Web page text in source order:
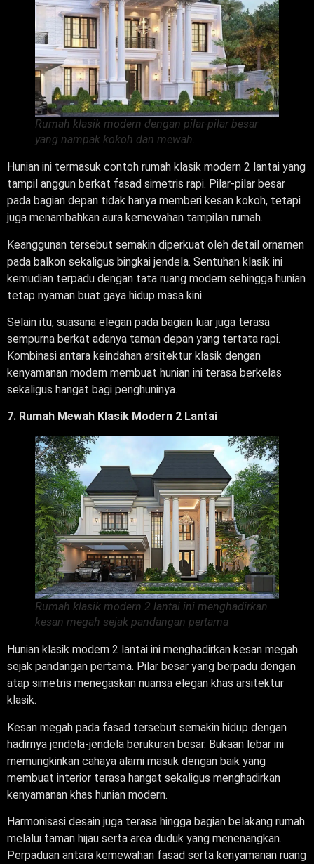
Rumah klasik modern dengan pilar-pilar besar
yang nampak kokoh dan mewah.
Hunian ini termasuk contoh rumah klasik modern 2 lantai yang
tampil anggun berkat fasad simetris rapi. Pilar-pilar besar
pada bagian depan tidak hanya memberi kesan kokoh, tetapi
juga menambahkan aura kemewahan tampilan rumah.
Keanggunan tersebut semakin diperkuat oleh detail ornamen
pada balkon sekaligus bingkai jendela. Sentuhan klasik ini
kemudian terpadu dengan tata ruang modern sehingga hunian
tetap nyaman buat gaya hidup masa kini.
Selain itu, suasana elegan pada bagian luar juga terasa
sempurna berkat adanya taman depan yang tertata rapi.
Kombinasi antara keindahan arsitektur klasik dengan
kenyamanan modern membuat hunian ini terasa berkelas
sekaligus hangat bagi penghuninya.
7. Rumah Mewah Klasik Modern 2 Lantai
Rumah klasik modern 2 lantai ini menghadirkan
kesan megah sejak pandangan pertama
Hunian klasik modern 2 lantai ini menghadirkan kesan megah
sejak pandangan pertama. Pilar besar yang berpadu dengan
atap simetris menegaskan nuansa elegan khas arsitektur
klasik.
Kesan megah pada fasad tersebut semakin hidup dengan
hadirnya jendela-jendela berukuran besar. Bukaan lebar ini
memungkinkan cahaya alami masuk dengan baik yang
membuat interior terasa hangat sekaligus menghadirkan
kenyamanan khas hunian modern.
Harmonisasi desain juga terasa hingga bagian belakang rumah
melalui taman hijau serta area duduk yang menenangkan.
Perpaduan antara kemewahan fasad serta kenyamanan ruang